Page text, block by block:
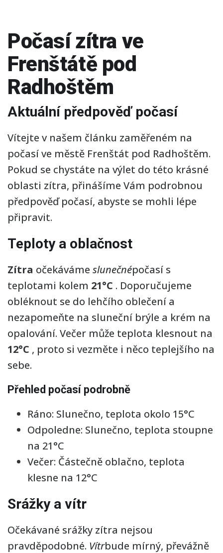
Počasí zítra ve
Frenštátě pod
Radhoštěm
Aktuální předpověď počasí
Vítejte v našem článku zaměřeném na
počasí ve městě Frenštát pod Radhoštěm.
Pokud se chystáte na výlet do této krásné
oblasti zítra, přinášíme Vám podrobnou
předpověď počasí, abyste se mohli lépe
připravit.
Teploty a oblačnost
Zítra očekáváme slunečnépočasí s
teplotami kolem 21°C . Doporučujeme
obléknout se do lehčího oblečení a
nezapomeňte na sluneční brýle a krém na
opalování. Večer může teplota klesnout na
12°C , proto si vezměte i něco teplejšího na
sebe.
Přehled počasí podrobně
Ráno: Slunečno, teplota okolo 15°C
Odpoledne: Slunečno, teplota stoupne
na 21°C
Večer: Částečně oblačno, teplota
klesne na 12°C
Srážky a vítr
Očekávané srážky zítra nejsou
pravděpodobné. Vítrbude mírný, převážně